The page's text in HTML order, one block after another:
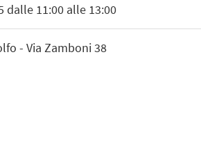
dalle 11:00 alle 13:00
- Via Zamboni 38